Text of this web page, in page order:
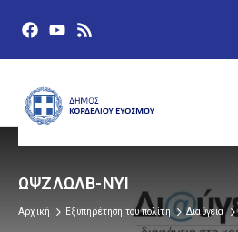
ΩΨΖΛΩΛΒ-ΝΥΙ
Αρχική Εξυπηρέτηση του πολίτη Διαύγεια